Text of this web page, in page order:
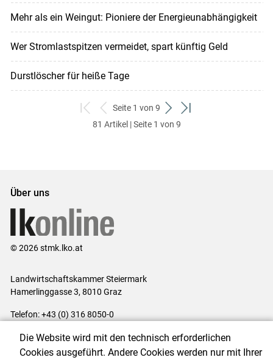
Mehr als ein Weingut: Pioniere der Energieunabhängigkeit
Wer Stromlastspitzen vermeidet, spart künftig Geld
Durstlöscher für heiße Tage
zum
ersten
zurück
zum
Seite 1 von 9
weiter
zum
zum
81 Artikel | Seite 1 von 9
Über uns
© 2026 stmk.lko.at
Landwirtschaftskammer Steiermark
Hamerlinggasse 3, 8010 Graz
Telefon: +43 (0) 316 8050-0
Impressum|Kontakt|Datenschutzerklärung|Barrierefreiheit|
Die Website wird mit den technisch erforderlichen
Cookies ausgeführt. Andere Cookies werden nur mit Ihrer